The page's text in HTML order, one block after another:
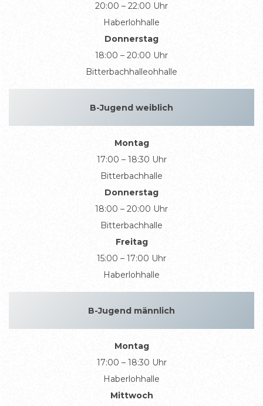
20:00 – 22:00 Uhr
Haberlohhalle
Donnerstag
18:00 – 20:00 Uhr
Bitterbachhalleohhalle
B-Jugend weiblich
Montag
17:00 – 18:30 Uhr
Bitterbachhalle
Donnerstag
18:00 – 20:00 Uhr
Bitterbachhalle
Freitag
15:00 – 17:00 Uhr
Haberlohhalle
B-Jugend männlich
Montag
17:00 – 18:30 Uhr
Haberlohhalle
Mittwoch